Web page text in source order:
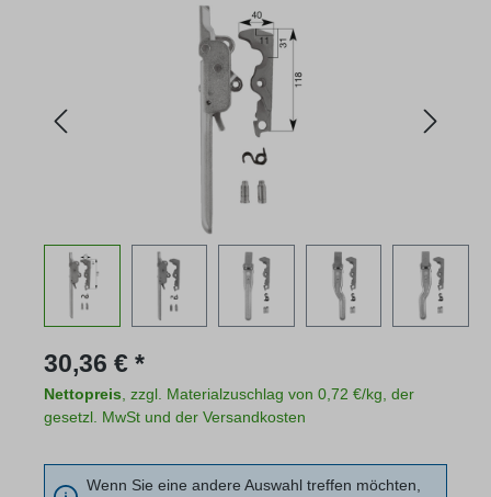
Bildergalerie überspringen
Regulärer Preis:
30,36 € *
Nettopreis , zzgl. Materialzuschlag von 0,72 €/kg, der
gesetzl. MwSt und der Versandkosten
Wenn Sie eine andere Auswahl treffen möchten,